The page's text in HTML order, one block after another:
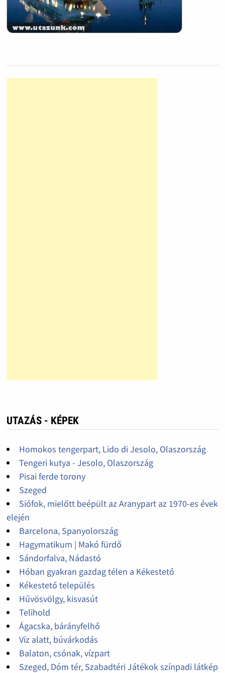
UTAZÁS - KÉPEK
Homokos tengerpart, Lido di Jesolo, Olaszország
Tengeri kutya - Jesolo, Olaszország
Pisai ferde torony
Szeged
Siófok, mielőtt beépült az Aranypart az 1970-es évek
elején
Barcelona, Spanyolország
Hagymatikum | Makó fürdő
Sándorfalva, Nádastó
Hóban gyakran gazdag télen a Kékestető
Kékestető település
Hűvösvölgy, kisvasút
Telihold
Ágacska, bárányfelhő
Víz alatt, búvárkodás
Balaton, csónak, vízpart
Szeged, Dóm tér, Szabadtéri Játékok színpadi látkép